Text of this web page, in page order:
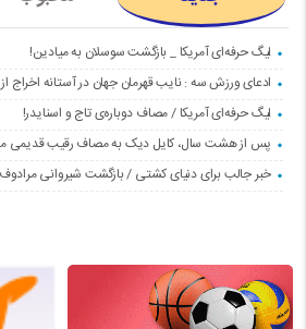
لیگ حرفه‌ای آمریکا _ بازگشت سوسلان به میادین!
ادعای ورزش سه : نایب قهرمان جهان در آستانه اخراج
لیگ حرفه‌ای آمریکا / مصاف دوباره‌ی تاج و اسنایدر!
پس از هشت سال، کایل دیک به مصاف رقیب قدیمی
خبر جالب برای دنیای کشتی / بازگشت شیروانی